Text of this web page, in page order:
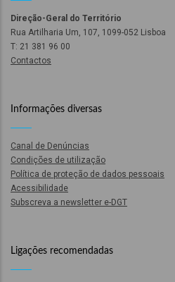
Direção-Geral do Território
Rua Artilharia Um, 107, 1099-052 Lisboa
T: 21 381 96 00
Contactos
Informações diversas
Canal de Denúncias
Condições de utilização
Política de proteção de dados pessoais
Acessibilidade
Subscreva a newsletter e-DGT
Ligações recomendadas